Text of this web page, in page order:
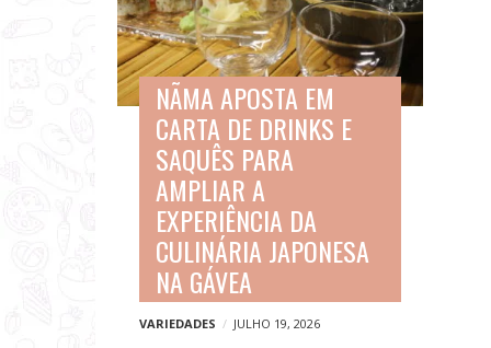
NÃMA APOSTA EM
CARTA DE DRINKS E
SAQUÊS PARA
AMPLIAR A
EXPERIÊNCIA DA
CULINÁRIA JAPONESA
NA GÁVEA
VARIEDADES JULHO 19, 2026